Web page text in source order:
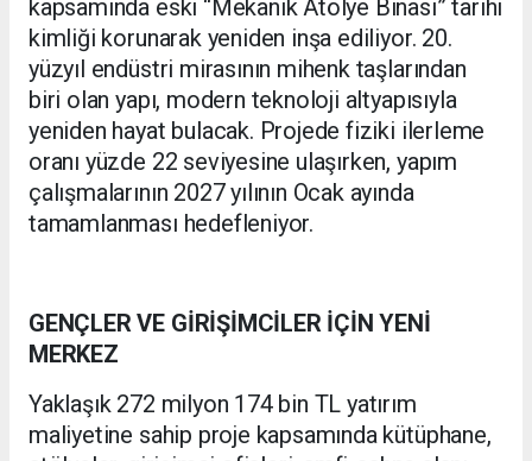
kapsamında eski “Mekanik Atölye Binası” tarihi
kimliği korunarak yeniden inşa ediliyor. 20.
yüzyıl endüstri mirasının mihenk taşlarından
biri olan yapı, modern teknoloji altyapısıyla
yeniden hayat bulacak. Projede fiziki ilerleme
oranı yüzde 22 seviyesine ulaşırken, yapım
çalışmalarının 2027 yılının Ocak ayında
tamamlanması hedefleniyor.
GENÇLER VE GİRİŞİMCİLER İÇİN YENİ
MERKEZ
Yaklaşık 272 milyon 174 bin TL yatırım
maliyetine sahip proje kapsamında kütüphane,